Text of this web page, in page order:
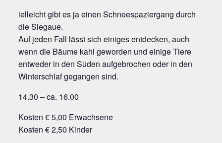
iel­leicht gibt es ja einen Schneespaziergang durch
die Siegaue.
Auf jeden Fall lässt sich eini­ges ent­de­cken, auch
wenn die Bäu­me kahl gewor­den und eini­ge Tiere
ent­we­der in den Süden auf­ge­bro­chen oder in den
Win­ter­schlaf gegan­gen sind.
14.30 – ca. 16.00
Kos­ten € 5,00 Erwachsene
Kos­ten € 2,50 Kinder